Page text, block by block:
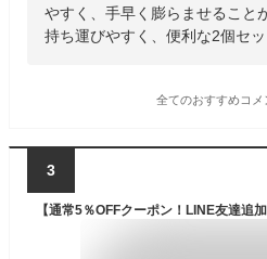
やすく、手早く膨らませること
持ち運びやすく、便利な2個セ
全てのおすすめコメ
3